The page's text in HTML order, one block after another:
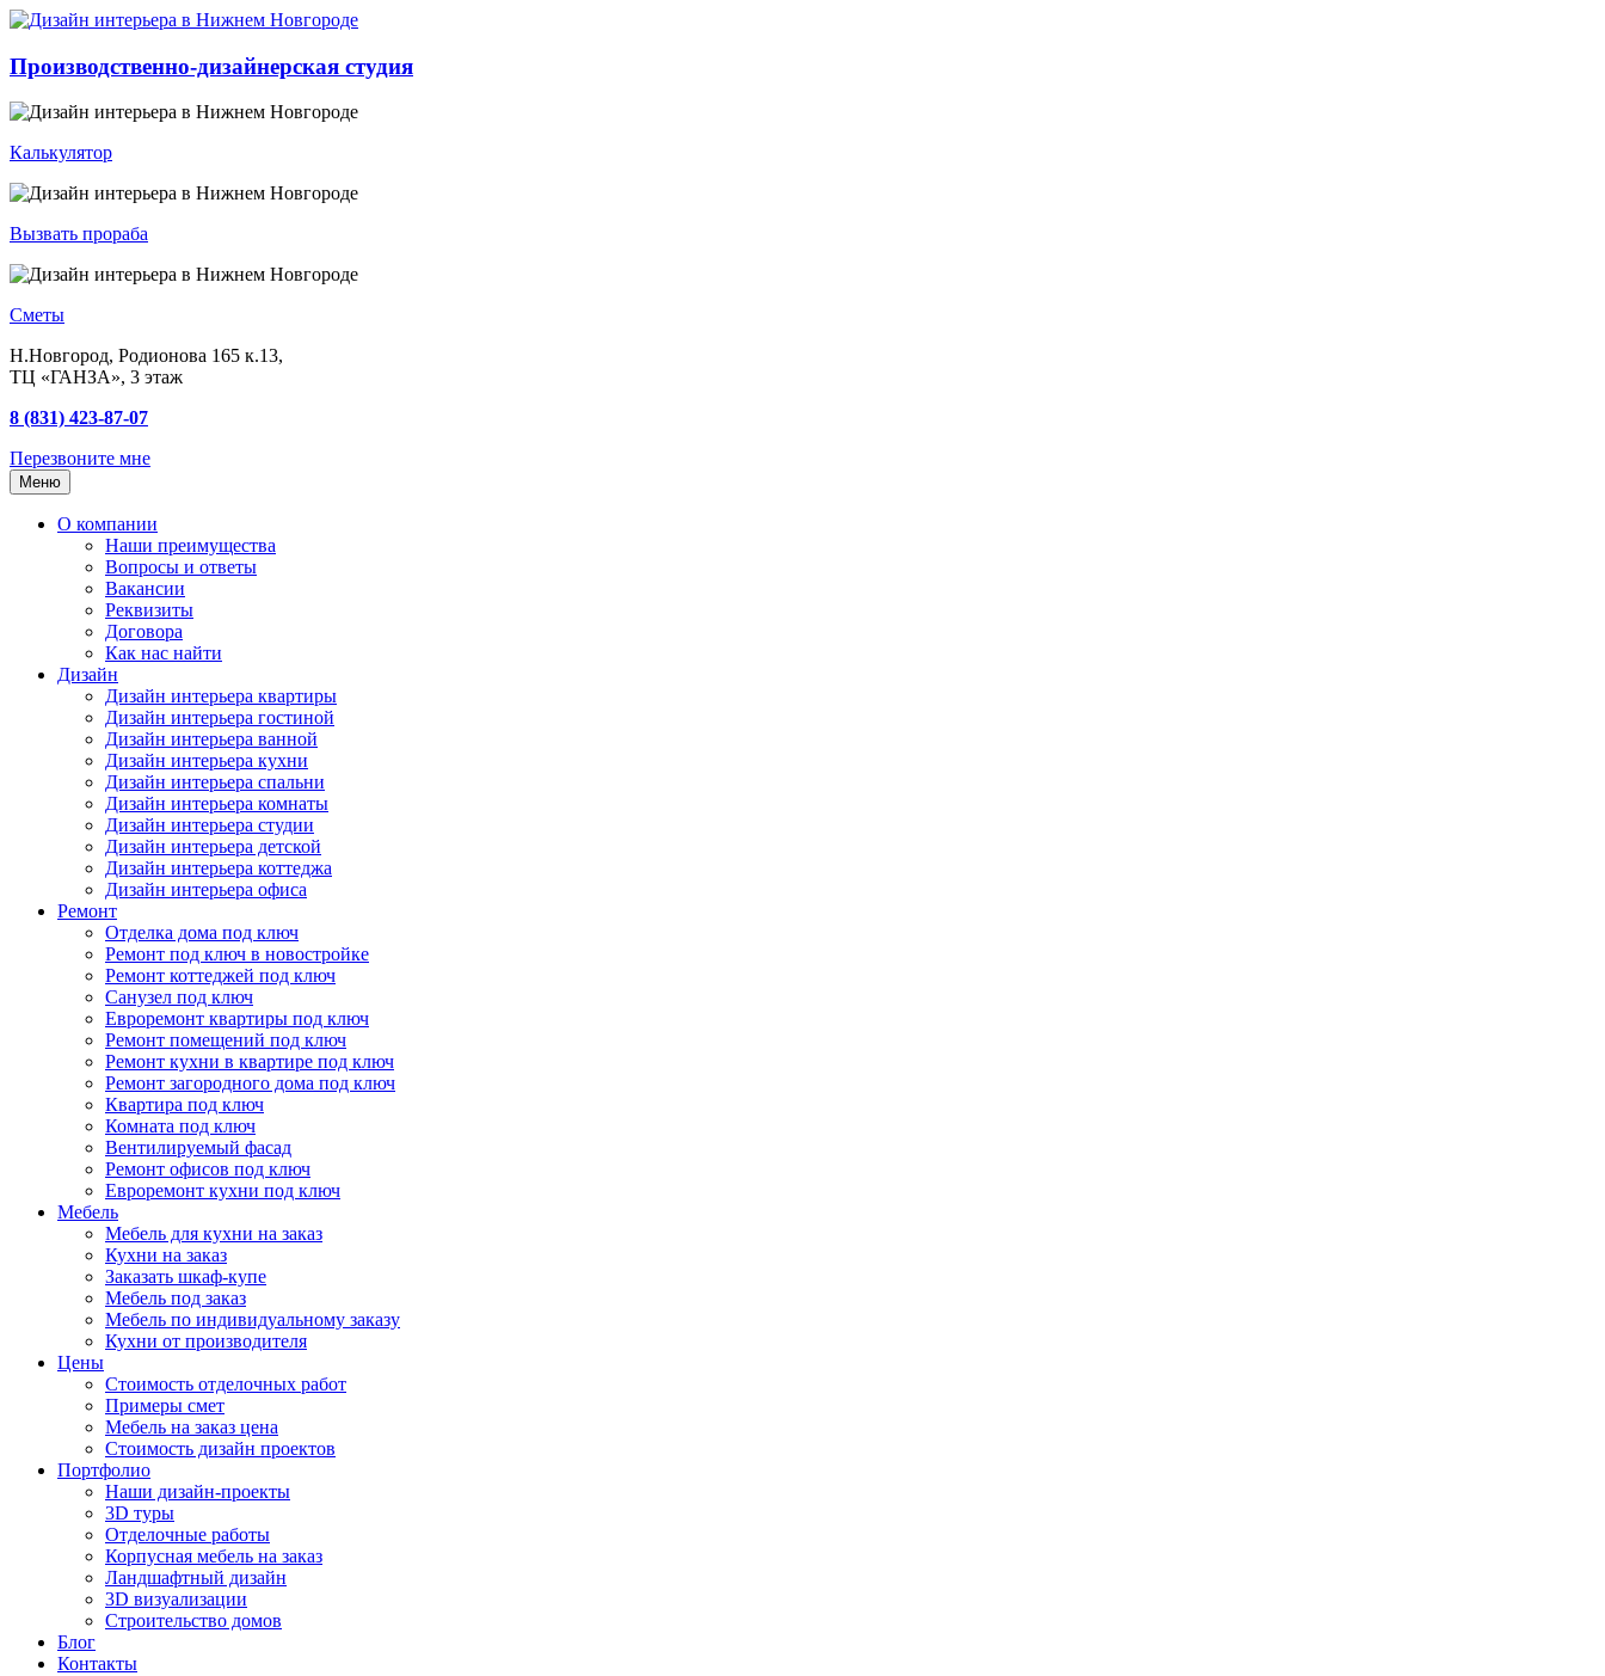
Производственно-дизайнерская студия
Калькулятор
Вызвать прораба
Сметы
Н.Новгород, Родионова 165 к.13,
ТЦ «ГАНЗА», 3 этаж
8 (831) 423-87-07
Перезвоните мне
Меню
О компании
Наши преимущества
Вопросы и ответы
Вакансии
Реквизиты
Договора
Как нас найти
Дизайн
Дизайн интерьера квартиры
Дизайн интерьера гостиной
Дизайн интерьера ванной
Дизайн интерьера кухни
Дизайн интерьера спальни
Дизайн интерьера комнаты
Дизайн интерьера студии
Дизайн интерьера детской
Дизайн интерьера коттеджа
Дизайн интерьера офиса
Ремонт
Отделка дома под ключ
Ремонт под ключ в новостройке
Ремонт коттеджей под ключ
Санузел под ключ
Евроремонт квартиры под ключ
Ремонт помещений под ключ
Ремонт кухни в квартире под ключ
Ремонт загородного дома под ключ
Квартира под ключ
Комната под ключ
Вентилируемый фасад
Ремонт офисов под ключ
Евроремонт кухни под ключ
Мебель
Мебель для кухни на заказ
Кухни на заказ
Заказать шкаф-купе
Мебель под заказ
Мебель по индивидуальному заказу
Кухни от производителя
Цены
Стоимость отделочных работ
Примеры смет
Мебель на заказ цена
Стоимость дизайн проектов
Портфолио
Наши дизайн-проекты
3D туры
Отделочные работы
Корпусная мебель на заказ
Ландшафтный дизайн
3D визуализации
Строительство домов
Блог
Контакты